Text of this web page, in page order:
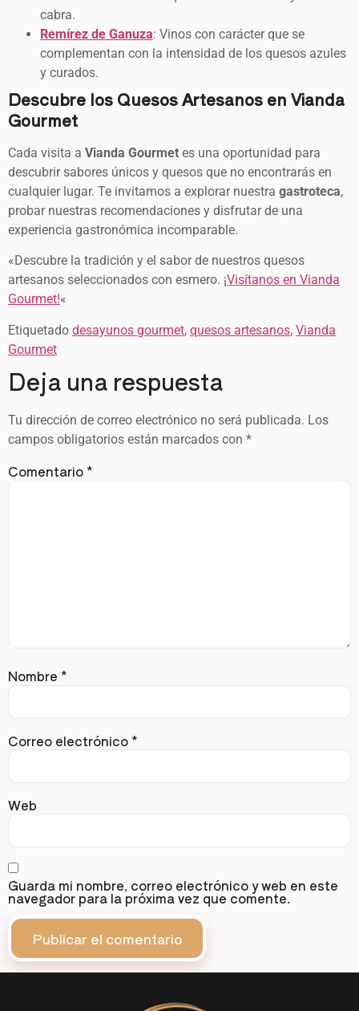
cabra.
Remírez de Ganuza: Vinos con carácter que se
complementan con la intensidad de los quesos azules
y curados.
Descubre los Quesos Artesanos en Vianda
Gourmet
Cada visita a Vianda Gourmet es una oportunidad para
descubrir sabores únicos y quesos que no encontrarás en
cualquier lugar. Te invitamos a explorar nuestra gastroteca,
probar nuestras recomendaciones y disfrutar de una
experiencia gastronómica incomparable.
«Descubre la tradición y el sabor de nuestros quesos
artesanos seleccionados con esmero. ¡Visítanos en Vianda
Gourmet!«
Etiquetado desayunos gourmet, quesos artesanos, Vianda
Gourmet
Deja una respuesta
Tu dirección de correo electrónico no será publicada. Los
campos obligatorios están marcados con *
Comentario*
Nombre *
Correo electrónico*
Web
Guarda mi nombre, correo electrónico y web en este
navegador para la próxima vez que comente.